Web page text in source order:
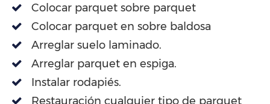
Colocar parquet sobre parquet
Colocar parquet en sobre baldosa
Arreglar suelo laminado.
Arreglar parquet en espiga.
Instalar rodapiés.
Restauración cualquier tipo de parquet